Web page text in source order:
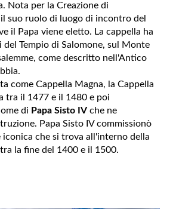
Nota per la Creazione di
suo ruolo di luogo di incontro del
il Papa viene eletto. La cappella ha
del Tempio di Salomone, sul Monte
come descritto nell'Antico
come Cappella Magna, la Cappella
tra il 1477 e il 1480 e poi
di Papa Sisto IV che ne
Papa Sisto IV commissionò
iconica che si trova all'interno della
la fine del 1400 e il 1500.